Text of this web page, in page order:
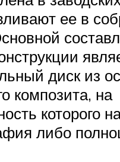
ее в
диск из
композита, на
которого
либо